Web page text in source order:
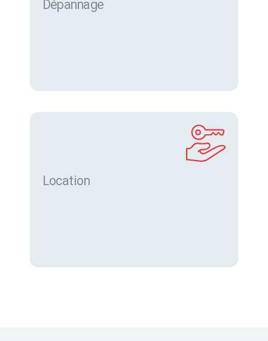
Dépannage
Location